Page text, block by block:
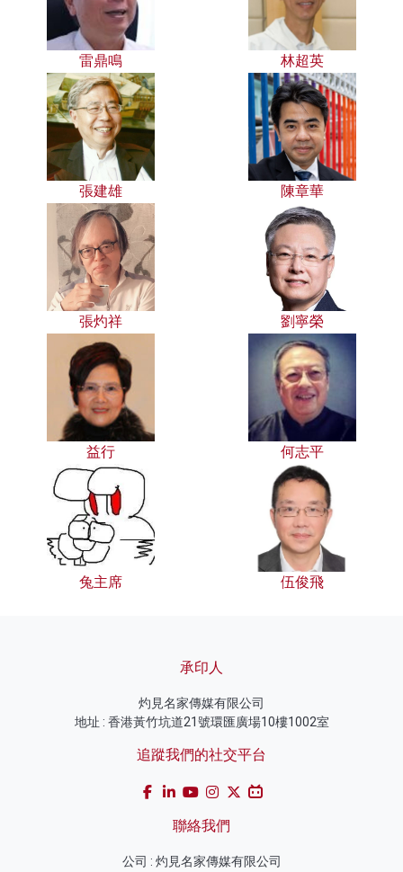
雷鼎鳴 林超英
張建雄 陳章華
張灼祥 劉寧榮
益行 何志平
兔主席 伍俊飛
承印人
灼見名家傳媒有限公司
地址 : 香港黃竹坑道21號環匯廣場10樓1002室
追蹤我們的社交平台
聯絡我們
公司 : 灼見名家傳媒有限公司